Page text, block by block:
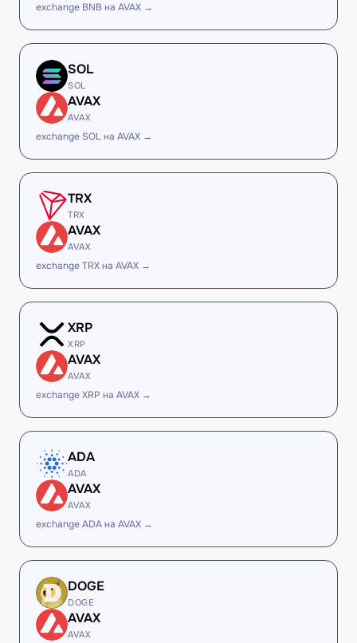
exchange BNB на AVAX →
SOL
SOL
AVAX
AVAX
exchange SOL на AVAX →
TRX
TRX
AVAX
AVAX
exchange TRX на AVAX →
XRP
XRP
AVAX
AVAX
exchange XRP на AVAX →
ADA
ADA
AVAX
AVAX
exchange ADA на AVAX →
DOGE
DOGE
AVAX
AVAX